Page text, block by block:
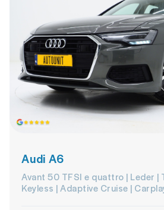
Audi A6
Avant 50 TFSI e quattro | Leder |
Keyless | Adaptive Cruise |